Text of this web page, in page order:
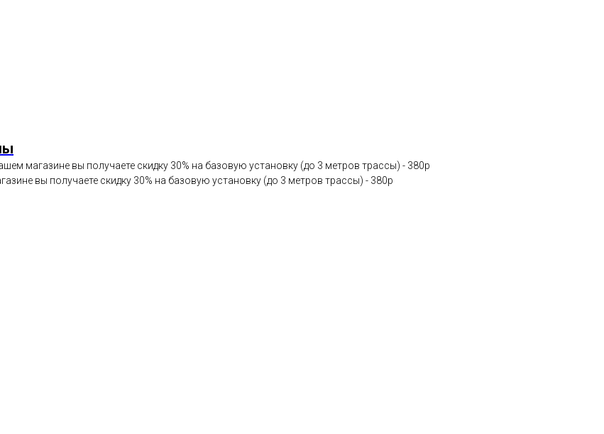
магазине вы получаете скидку 30% на базовую установку (до 3 метров трассы) - 380p
вы получаете скидку 30% на базовую установку (до 3 метров трассы) - 380p